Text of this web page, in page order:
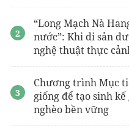
sản phẩm
“Long Mạch Nà
nước”: Khi di sản
nghệ thuật thực
Chương trình Mục
giống để tạo sinh
nghèo bền vững